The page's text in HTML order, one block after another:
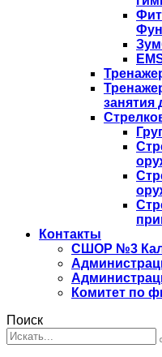
занятия
Контакты
СШОР №3
Комитет по
Поиск